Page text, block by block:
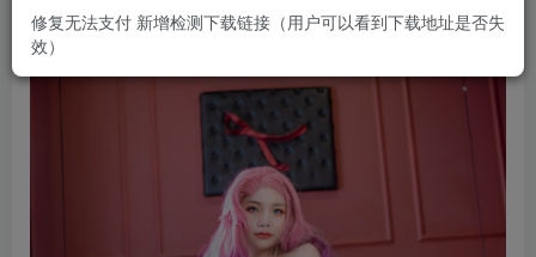
修复无法支付 新增检测下载链接（用户可以看到下载地址是否失
效）